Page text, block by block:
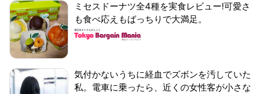
ミセスドーナツ全4種を実食レビュー!可愛さ
も食べ応えもばっちりで大満足。
気付かないうちに経血でズボンを汚していた
私。電車に乗ったら、近くの女性客が小さな